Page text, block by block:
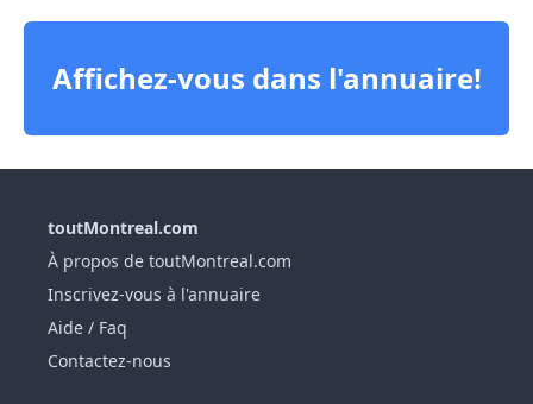
Affichez-vous dans l'annuaire!
toutMontreal.com
À propos de toutMontreal.com
Inscrivez-vous à l'annuaire
Aide / Faq
Contactez-nous